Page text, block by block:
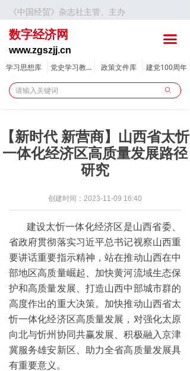
《中国经贸》杂志社主管、主办
学习思想库 党史学习教育 政策文件库 建党100周年
数字经济网
www.zgszjj.cn
ꄙ
끀
首页
要闻
新规政策
数字新闻
区域经济
漫谈数字化转型系列专题
创新创业
产教融合
创建时间： 2023-11-09 16:40
【新时代 新营商】山西省太忻
一体化经济区高质量发展路径
研究
建设太忻一体化经济区是山西省委、
省政府贯彻落实习近平总书记视察山西重
要讲话重要指示精神，站在推动山西在中
部地区高质量崛起、加快黄河流域生态保
护和高质量发展、打造山西中部城市群的
高度作出的重大决策。加快推动山西省太
忻一体化经济区高质量发展，对强化太原
向北与忻州协同共赢发展、积极融入京津
冀服务雄安新区、助力全省高质量发展具
有重要意义。